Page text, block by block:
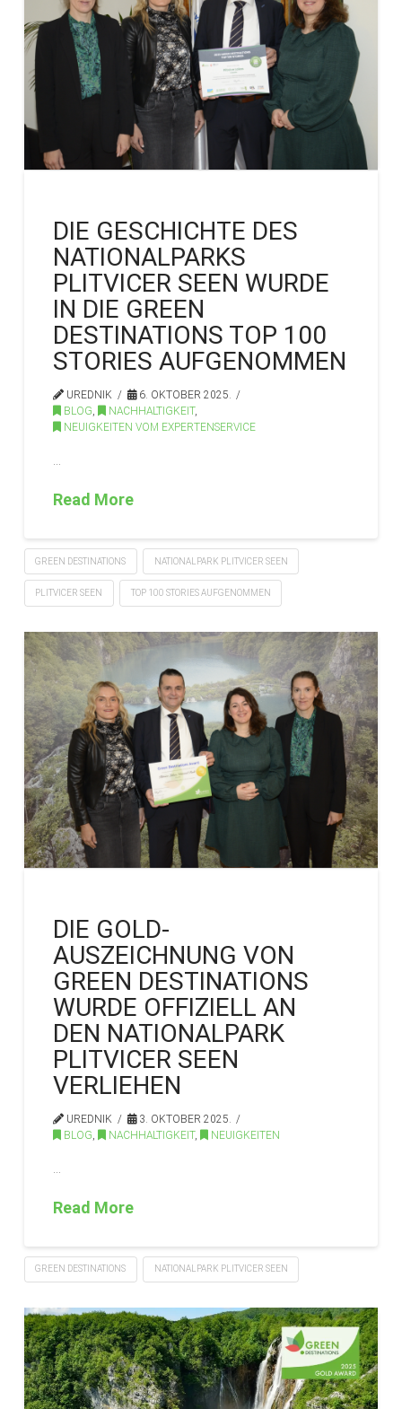
DIE GESCHICHTE DES
NATIONALPARKS
PLITVICER SEEN WURDE
IN DIE GREEN
DESTINATIONS TOP 100
STORIES AUFGENOMMEN
UREDNIK
6. OKTOBER 2025.
BLOG
NACHHALTIGKEIT,
NEUIGKEITEN VOM EXPERTENSERVICE
Read More
GREEN DESTINATIONS NATIONALPARK PLITVICER SEEN
PLITVICER SEEN TOP 100 STORIES AUFGENOMMEN
DIE GOLD-
AUSZEICHNUNG VON
GREEN DESTINATIONS
WURDE OFFIZIELL AN
DEN NATIONALPARK
PLITVICER SEEN
VERLIEHEN
UREDNIK
3. OKTOBER 2025.
BLOG
NACHHALTIGKEIT, NEUIGKEITEN
Read More
GREEN DESTINATIONS NATIONALPARK PLITVICER SEEN